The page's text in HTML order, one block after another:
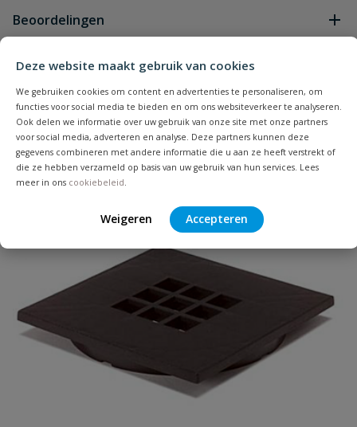
Deze website maakt gebruik van cookies
We gebruiken cookies om content en advertenties te personaliseren, om
functies voor social media te bieden en om ons websiteverkeer te analyseren.
Ook delen we informatie over uw gebruik van onze site met onze partners
voor social media, adverteren en analyse. Deze partners kunnen deze
gegevens combineren met andere informatie die u aan ze heeft verstrekt of
die ze hebben verzameld op basis van uw gebruik van hun services. Lees
meer in ons cookiebeleid
Weigeren Accepteren
Heb je zelf ook een vraag over
dit product?
vraag
Beoordelingen
Schrijf zelf een beoordeling
Je beoordeelt:Schrobput gietijzer rooster
Uw waardering:
Naam
Samenvatting
Bijpassende producten